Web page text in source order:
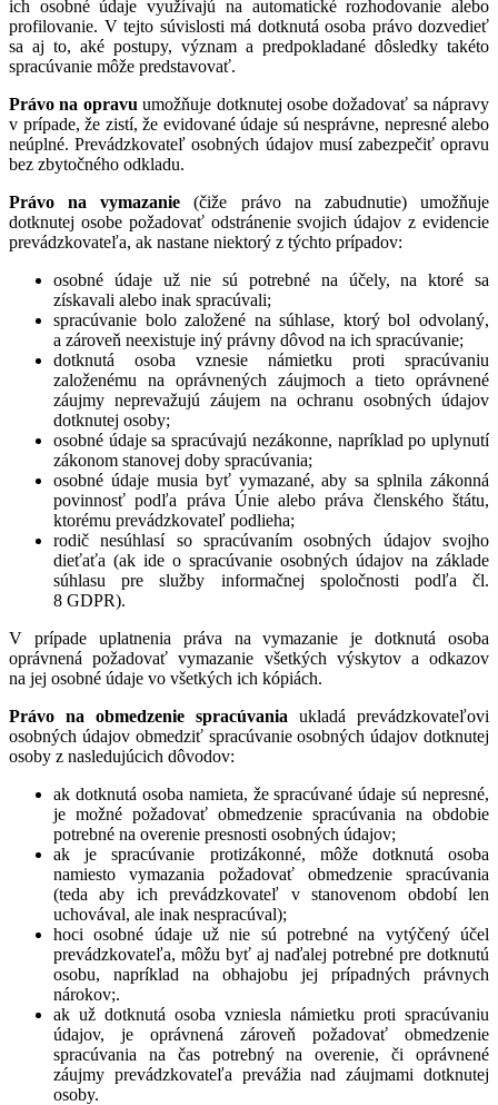
ich osobné údaje využívajú na automatické rozhodovanie alebo
profilovanie. V tejto súvislosti má dotknutá osoba právo dozvedieť
sa aj to, aké postupy, význam a predpokladané dôsledky takéto
spracúvanie môže predstavovať.
Právo na opravu umožňuje dotknutej osobe dožadovať sa nápravy
v prípade, že zistí, že evidované údaje sú nesprávne, nepresné alebo
neúplné. Prevádzkovateľ osobných údajov musí zabezpečiť opravu
bez zbytočného odkladu.
Právo na vymazanie (čiže právo na zabudnutie) umožňuje
dotknutej osobe požadovať odstránenie svojich údajov z evidencie
prevádzkovateľa, ak nastane niektorý z týchto prípadov:
osobné údaje už nie sú potrebné na účely, na ktoré sa
získavali alebo inak spracúvali;
spracúvanie bolo založené na súhlase, ktorý bol odvolaný,
a zároveň neexistuje iný právny dôvod na ich spracúvanie;
dotknutá osoba vznesie námietku proti spracúvaniu
založenému na oprávnených záujmoch a tieto oprávnené
záujmy neprevažujú záujem na ochranu osobných údajov
dotknutej osoby;
osobné údaje sa spracúvajú nezákonne, napríklad po uplynutí
zákonom stanovej doby spracúvania;
osobné údaje musia byť vymazané, aby sa splnila zákonná
povinnosť podľa práva Únie alebo práva členského štátu,
ktorému prevádzkovateľ podlieha;
rodič nesúhlasí so spracúvaním osobných údajov svojho
dieťaťa (ak ide o spracúvanie osobných údajov na základe
súhlasu pre služby informačnej spoločnosti podľa čl.
8 GDPR).
V prípade uplatnenia práva na vymazanie je dotknutá osoba
oprávnená požadovať vymazanie všetkých výskytov a odkazov
na jej osobné údaje vo všetkých ich kópiách.
Právo na obmedzenie spracúvania ukladá prevádzkovateľovi
osobných údajov obmedziť spracúvanie osobných údajov dotknutej
osoby z nasledujúcich dôvodov:
ak dotknutá osoba namieta, že spracúvané údaje sú nepresné,
je možné požadovať obmedzenie spracúvania na obdobie
potrebné na overenie presnosti osobných údajov;
ak je spracúvanie protizákonné, môže dotknutá osoba
namiesto vymazania požadovať obmedzenie spracúvania
(teda aby ich prevádzkovateľ v stanovenom období len
uchovával, ale inak nespracúval);
hoci osobné údaje už nie sú potrebné na vytýčený účel
prevádzkovateľa, môžu byť aj naďalej potrebné pre dotknutú
osobu, napríklad na obhajobu jej prípadných právnych
nárokov;.
ak už dotknutá osoba vzniesla námietku proti spracúvaniu
údajov, je oprávnená zároveň požadovať obmedzenie
spracúvania na čas potrebný na overenie, či oprávnené
záujmy prevádzkovateľa prevážia nad záujmami dotknutej
osoby.